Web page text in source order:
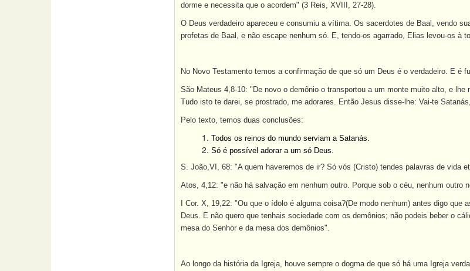
dorme e necessita que o acordem" (3 Reis, XVIII, 27-28).
O Deus verdadeiro apareceu e consumiu a vítima. Os sacerdotes de Baal, vendo
profetas de Baal, e não escape nenhum só. E, tendo-os agarrado, Elias levou-os à
No Novo Testamento temos a confirmação de que só um Deus é o verdadeiro. E é
São Mateus 4,8-10: "De novo o demônio o transportou a um monte muito alto, e
Tudo isto te darei, se prostrado, me adorares. Então Jesus disse-lhe: Vai-te
Pelo texto, temos duas conclusões:
Todos os reinos do mundo serviam a Satanás.
Só é possível adorar a um só Deus.
S. João,VI, 68: "A quem haveremos de ir? Só vós (Cristo) tendes palavras de vida
Atos, 4,12: "e não há salvação em nenhum outro. Porque sob o céu, nenhum
I Cor. X, 19,22: "Ou que o ídolo é alguma coisa?(De modo nenhum) antes digo
Deus. E não quero que tenhais sociedade com os demônios; não podeis beber o
mesa do Senhor e da mesa dos demônios".
Ao longo da história da Igreja, houve sempre o dogma de que só há uma Igreja